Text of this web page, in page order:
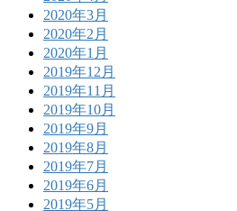
2020年3月
2020年2月
2020年1月
2019年12月
2019年11月
2019年10月
2019年9月
2019年8月
2019年7月
2019年6月
2019年5月